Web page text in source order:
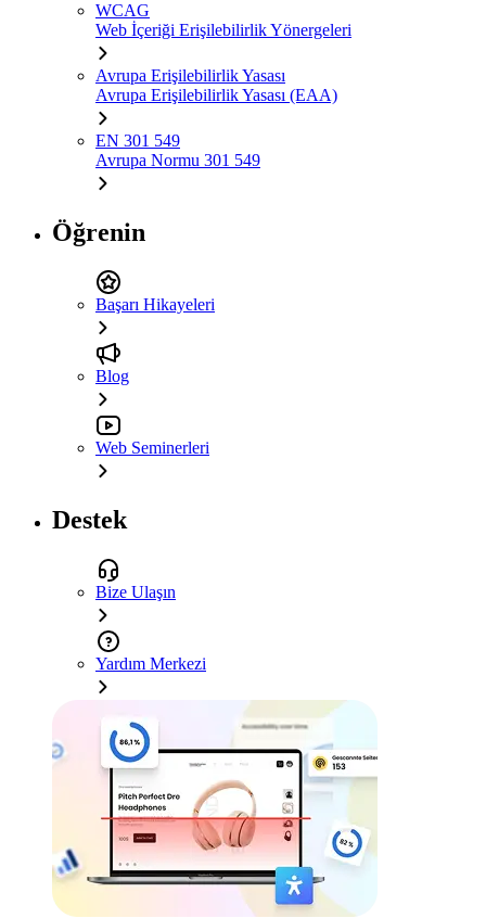
WCAG
Web İçeriği Erişilebilirlik Yönergeleri
Avrupa Erişilebilirlik Yasası
Avrupa Erişilebilirlik Yasası (EAA)
EN 301 549
Avrupa Normu 301 549
Öğrenin
Başarı Hikayeleri
Blog
Web Seminerleri
Destek
Bize Ulaşın
Yardım Merkezi